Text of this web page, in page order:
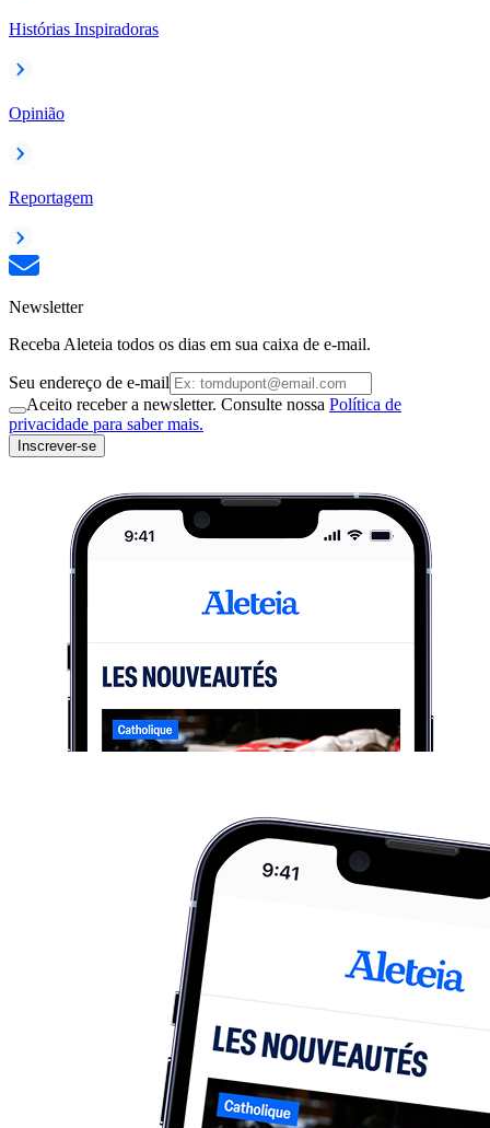
Histórias Inspiradoras
Opinião
Reportagem
Newsletter
Receba Aleteia todos os dias em sua caixa de e-mail.
Seu endereço de e-mail
Aceito receber a newsletter. Consulte nossa Política de
privacidade para saber mais.
Inscrever-se